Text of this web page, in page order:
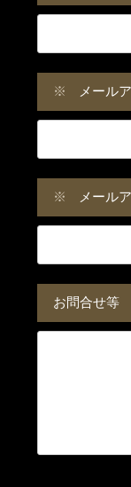
※ メール
※ メール
お問合せ等